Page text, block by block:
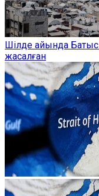
Шілде айында
жасалған